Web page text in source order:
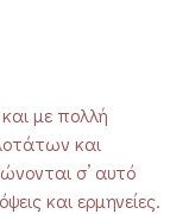
με πολλή
και
σ’ αυτό
και ερμηνείες.